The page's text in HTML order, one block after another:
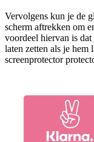
Vervolgens kun je de
scherm aftrekken om
voordeel hiervan is
laten zetten als je hem
screenprotector